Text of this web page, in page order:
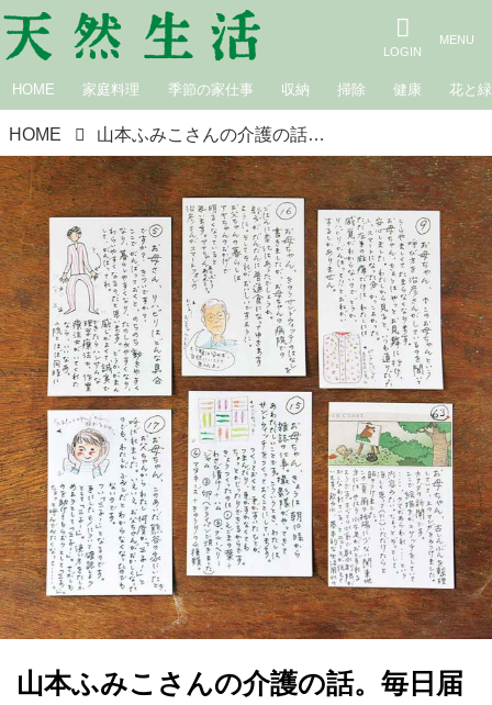
HOME 家庭料理 季節の家仕事 収納 掃除 健康 花と緑
HOME 山本ふみこさんの介護の話。毎日届ける「言葉」が介護の支えに｜歳を重ねて楽しむ暮らし
山本ふみこさんの介護の話。毎日届